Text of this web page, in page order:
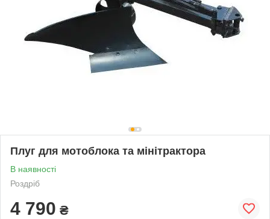
Плуг для мотоблока та мінітрактора
В наявності
Роздріб
4 790 ₴